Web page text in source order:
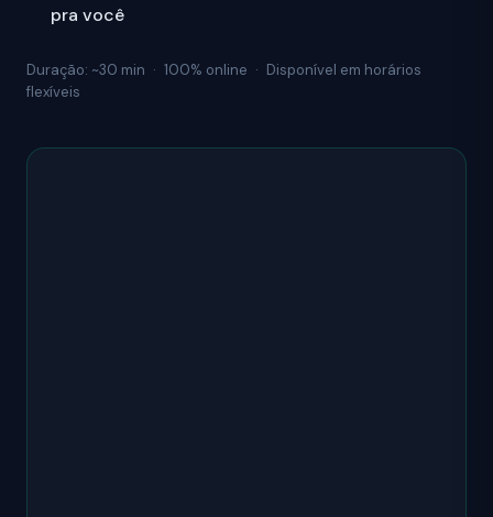
pra você
Duração: ~30 min · 100% online · Disponível em horários
flexíveis